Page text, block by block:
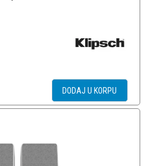
DODAJ U KORPU